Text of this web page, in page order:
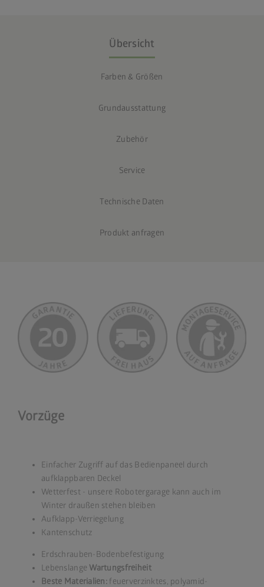
Übersicht
Farben & Größen
Grundausstattung
Zubehör
Service
Technische Daten
Produkt anfragen
Vorzüge
Einfacher Zugriff auf das Bedienpaneel durch
aufklappbaren Deckel
Wetterfest - unsere Robotergarage kann auch im
Winter draußen stehen bleiben
Aufklapp-Verriegelung
Kantenschutz
Erdschrauben-Bodenbefestigung
Lebenslange Wartungsfreiheit
Beste Materialien: feuerverzinktes, polyamid-